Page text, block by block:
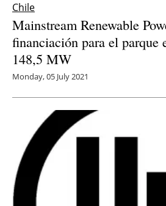
Chile
Mainstream Renewable
financiación para el parque
148,5 MW
Monday, 05 July 2021